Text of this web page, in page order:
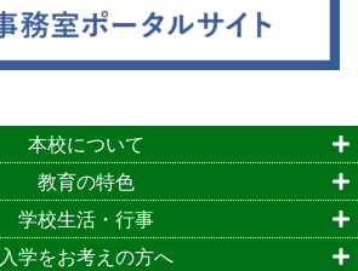
本校について
教育の特色
学校生活・行事
入学をお考えの方へ